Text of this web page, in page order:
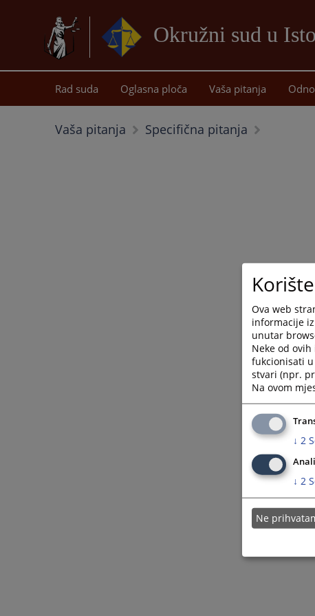
Okružni sud u
Rad suda Oglasna ploča Vaša pitanja
Vaša pitanja Specifična pitanja
Ova web
informacije
unutar
Neke od
fukcionisati
stvari (npr.
Na ovom
↓ 2
↓ 2
Ne